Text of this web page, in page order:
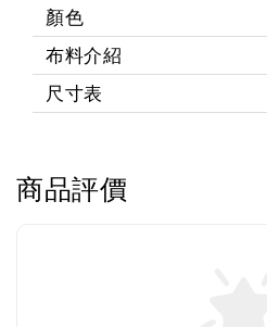
顏色
布料介紹
尺寸表
商品評價